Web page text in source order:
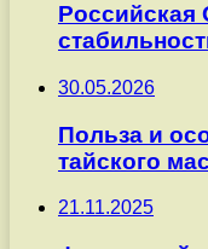
Российская
30.05.2026
Польза и
тайского
21.11.2025